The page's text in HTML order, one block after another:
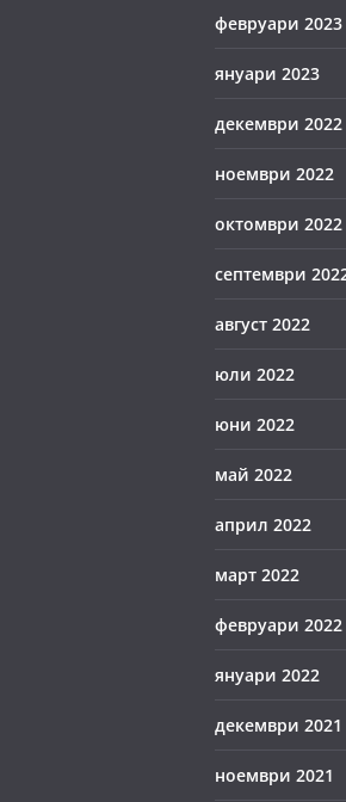
февруари 2023
януари 2023
декември 2022
ноември 2022
октомври 2022
септември
август 2022
юли 2022
юни 2022
май 2022
април 2022
март 2022
февруари 2022
януари 2022
декември 2021
ноември 2021